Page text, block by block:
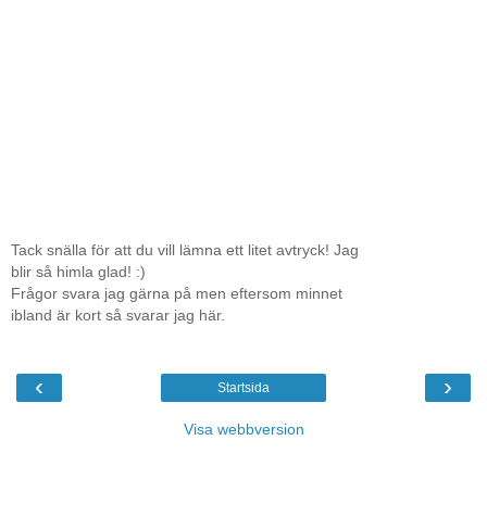
Tack snälla för att du vill lämna ett litet avtryck! Jag
blir så himla glad! :)
Frågor svara jag gärna på men eftersom minnet
ibland är kort så svarar jag här.
‹ ›
Startsida
Visa webbversion